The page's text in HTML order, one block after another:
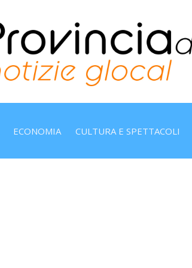
ECONOMIA CULTURA E SPETTACOLI